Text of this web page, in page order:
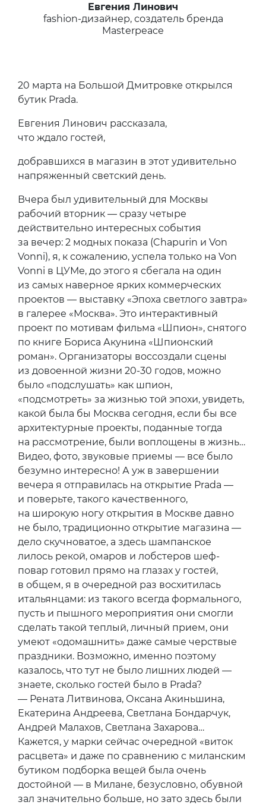
Евгения Линович
fashion-дизайнер, создатель бренда
Masterpeace
20 марта на Большой Дмитровке открылся
бутик Prada.
Евгения Линович рассказала,
что ждало гостей,
добравшихся в магазин в этот удивительно
напряженный светский день.
Вчера был удивительный для Москвы
рабочий вторник — сразу четыре
действительно интересных события
за вечер: 2 модных показа (Chapurin и Von
Vonni), я, к сожалению, успела только на Von
Vonni в ЦУМе, до этого я сбегала на один
из самых наверное ярких коммерческих
проектов — выставку «Эпоха светлого завтра»
в галерее «Москва». Это интерактивный
проект по мотивам фильма «Шпион», снятого
по книге Бориса Акунина «Шпионский
роман». Организаторы воссоздали сцены
из довоенной жизни 20-30 годов, можно
было «подслушать» как шпион,
«подсмотреть» за жизнью той эпохи, увидеть,
какой была бы Москва сегодня, если бы все
архитектурные проекты, поданные тогда
на рассмотрение, были воплощены в жизнь…
Видео, фото, звуковые приемы — все было
безумно интересно! А уж в завершении
вечера я отправилась на открытие Prada —
и поверьте, такого качественного,
на широкую ногу открытия в Москве давно
не было, традиционно открытие магазина —
дело скучноватое, а здесь шампанское
лилось рекой, омаров и лобстеров шеф-
повар готовил прямо на глазах у гостей,
в общем, я в очередной раз восхитилась
итальянцами: из такого всегда формального,
пусть и пышного мероприятия они смогли
сделать такой теплый, личный прием, они
умеют «одомашнить» даже самые черствые
праздники. Возможно, именно поэтому
казалось, что тут не было лишних людей —
знаете, сколько гостей было в Prada?
— Рената Литвинова, Оксана Акиньшина,
Екатерина Андреева, Светлана Бондарчук,
Андрей Малахов, Светлана Захарова…
Кажется, у марки сейчас очередной «виток
расцвета» и даже по сравнению с миланским
бутиком подборка вещей была очень
достойной — в Милане, безусловно, обувной
зал значительно больше, но зато здесь были